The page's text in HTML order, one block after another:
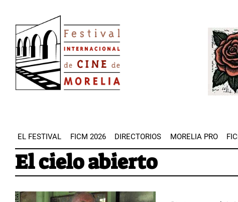
contenido
principal
Image
EL FESTIVAL FICM 2026 DIRECTORIOS MORELIA PRO
El cielo abierto